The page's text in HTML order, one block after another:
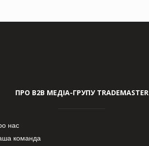
ПРО В2В МЕДІА-ГРУПУ TRADEMASTER
нас
команда